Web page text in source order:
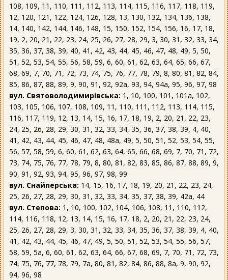
108, 109, 11, 110, 111, 112, 113, 114, 115, 116, 117, 118, 119,
12, 120, 121, 122, 124, 126, 128, 13, 130, 132, 134, 136, 138,
14, 140, 142, 144, 146, 148, 15, 150, 152, 154, 156, 16, 17, 18,
19, 2, 20, 21, 22, 23, 24, 25, 26, 27, 28, 29, 3, 30, 31, 32, 33, 34,
35, 36, 37, 38, 39, 40, 41, 42, 43, 44, 45, 46, 47, 48, 49, 5, 50,
51, 52, 53, 54, 55, 56, 58, 59, 6, 60, 61, 62, 63, 64, 65, 66, 67,
68, 69, 7, 70, 71, 72, 73, 74, 75, 76, 77, 78, 79, 8, 80, 81, 82, 84,
85, 86, 87, 88, 89, 9, 90, 91, 92, 92а, 93, 94, 94а, 95, 96, 97, 98
вул. Святоволодимирівська: 1, 10, 100, 101, 101а, 102,
103, 105, 106, 107, 108, 109, 11, 110, 111, 112, 113, 114, 115,
116, 117, 119, 12, 13, 14, 15, 16, 17, 18, 19, 2, 20, 21, 22, 23,
24, 25, 26, 28, 29, 30, 31, 32, 33, 34, 35, 36, 37, 38, 39, 4, 40,
41, 42, 43, 44, 45, 46, 47, 48, 48а, 49, 5, 50, 51, 52, 53, 54, 55,
56, 57, 58, 59, 6, 60, 61, 62, 63, 64, 65, 66, 68, 69, 7, 70, 71, 72,
73, 74, 75, 76, 77, 78, 79, 8, 80, 81, 82, 83, 85, 86, 87, 88, 89, 9,
90, 91, 92, 93, 94, 95, 96, 97, 98, 99
вул. Снайперська: 14, 15, 16, 17, 18, 19, 20, 21, 22, 23, 24,
25, 26, 27, 28, 29, 30, 31, 32, 33, 34, 35, 37, 38, 39, 42а, 44
вул. Степова: 1, 10, 100, 102, 104, 106, 108, 11, 110, 112,
114, 116, 118, 12, 13, 14, 15, 16, 17, 18, 2, 20, 21, 22, 23, 24,
25, 26, 27, 28, 29, 3, 30, 31, 32, 33, 34, 35, 36, 37, 38, 39, 4, 40,
41, 42, 43, 44, 45, 46, 47, 49, 5, 50, 51, 52, 53, 54, 55, 56, 57,
58, 59, 5а, 6, 60, 61, 62, 63, 64, 66, 67, 68, 69, 7, 70, 71, 72, 73,
74, 75, 76, 77, 78, 79, 7а, 80, 81, 82, 84, 86, 88, 8а, 9, 90, 92,
94, 96, 98